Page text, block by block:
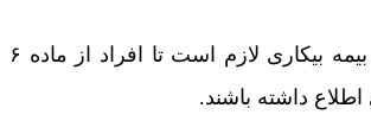
برای حل اختلاف بیمه بیکاری لازم است تا افراد از ماده ۶
اطلاع داشته باشند.